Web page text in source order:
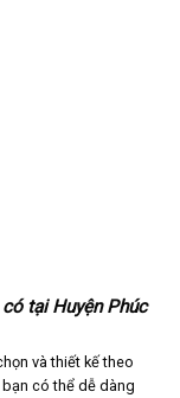
tại Huyện Phúc
và thiết kế theo
có thể dễ dàng